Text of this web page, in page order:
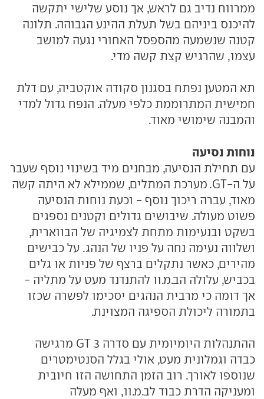
ממרווח נדיב גם לראש, אך נוסע שלישי יתקשה
להיכנס ביניהם בשל תעלת ההינע הגבוהה. תלונה
קטנה שנשמעה מהספסל האחורי נגעה למושב
עצמו, שהרגיש קצת קשה מדי.
תא המטען נפתח בסגנון סקודה אוקטביה, עם דלת
חמישית המתרוממת כלפי מעלה. הנפח גדול למדי
והמבנה שימושי מאוד.
נוחות נסיעה
עם תחילת הנסיעה, מבחנים מיד בשינוי נוסף שעבר
על ה-GT. מערכת המתלים, שממילא לא היתה קשה
מאוד, עברה ריכוך נוסף - וכעת נוחות הנסיעה
פשוט מעולה. שיבושים גדולים וקטנים נספגים
בשקט ובנעימות מתחת לצמיגיה של הבווארית,
ושלווה נעימה נחה על פניו של הנהג. על כבישים
מהירים, כאשר נתקלים ברצף של פניות או גלים
בכביש, עלולה הב.מ.וו להתנדנד מעט על מתליה -
אך דומה כי מרבית הנהגים יסכימו לפשרה שכזו
בתמורה ליכולת הספיגה המצוינת.
ההתנהלות היומיומית עם סדרה 3 GT מרגישה
כבדה וגמלונית מעט, אולי בגלל הסנטימטרים
שנוספו לאורך. רוב הזמן התחושה הזו חיובית
ומעניקה הדרת כבוד לב.מ.וו, ואף מעלה